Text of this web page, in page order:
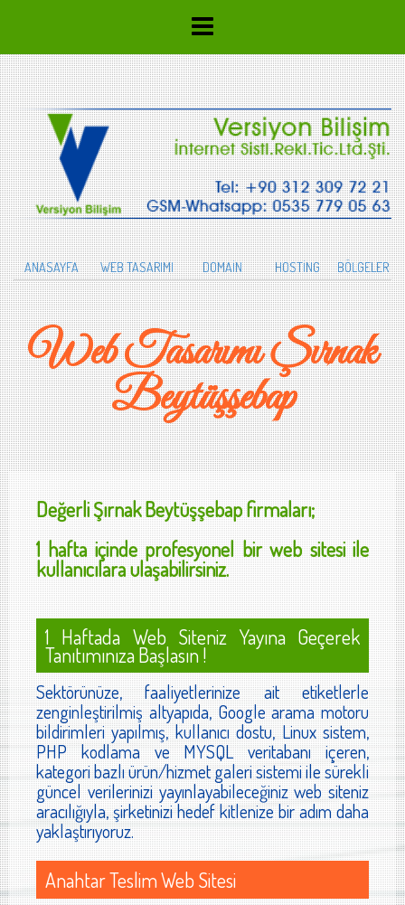
ANASAYFA WEB TASARIMI DOMAİN HOSTİNG BÖLGELER
Web Tasarımı Şırnak
Beytüşşebap
DeğerliŞırnak Beytüşşebapfirmaları;
1 hafta içinde profesyonel bir web sitesi ile
kullanıcılara ulaşabilirsiniz.
1 Haftada Web Siteniz Yayına Geçerek
Tanıtımınıza Başlasın !
Sektörünüze, faaliyetlerinize ait etiketlerle
zenginleştirilmiş altyapıda, Google arama motoru
bildirimleri yapılmış, kullanıcı dostu, Linux sistem,
PHP kodlama ve MYSQL veritabanı içeren,
kategori bazlı ürün/hizmet galeri sistemi ile sürekli
güncel verilerinizi yayınlayabileceğiniz web siteniz
aracılığıyla, şirketinizi hedef kitlenize bir adım daha
yaklaştırıyoruz.
Anahtar Teslim Web Sitesi